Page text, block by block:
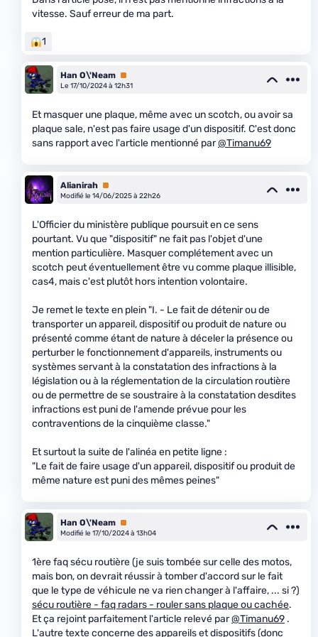
vitesse. Sauf erreur de ma part.
1
Han O\'Neam Premium
Le 17/10/2024 à 12h31
Et masquer une plaque, même avec un scotch, ou avoir sa
plaque sale, n'est pas faire usage d'un dispositif. C'est donc
sans rapport avec l'article mentionné par@Timanu69
Alianirah Premium
Modifié le 14/06/2025 à 22h26
L'Officier du ministère publique poursuit en ce sens
pourtant. Vu que "dispositif" ne fait pas l'objet d'une
mention particulière. Masquer complétement avec un
scotch peut éventuellement être vu comme plaque illisible,
cas4, mais c'est plutôt hors intention volontaire.
Je remet le texte en plein "I. - Le fait de détenir ou de
transporter un appareil, dispositif ou produit de nature ou
présenté comme étant de nature à déceler la présence ou
perturber le fonctionnement d'appareils, instruments ou
systèmes servant à la constatation des infractions à la
législation ou à la réglementation de la circulation routière
ou de permettre de se soustraire à la constatation desdites
infractions est puni de l'amende prévue pour les
contraventions de la cinquième classe."
Et surtout la suite de l'alinéa en petite ligne :
"Le fait de faire usage d'un appareil, dispositif ou produit de
même nature est puni des mêmes peines"
Han O\'Neam Premium
Modifié le 17/10/2024 à 13h04
1ère faq sécu routière (je suis tombée sur celle des motos,
mais bon, on devrait réussir à tomber d'accord sur le fait
que le type de véhicule ne va rien changer à l'affaire, ... si ?)
sécu routière - faq radars - rouler sans plaque ou cachée.
Et ça rejoint parfaitement l'article relevé par@Timanu69 .
L'autre texte concerne des appareils et dispositifs (donc